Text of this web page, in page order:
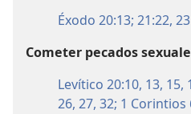
Éxodo 20:13; 21:22, 23
Cometer pecados
Levítico 20:10, 13, 15,
26, 27, 32; 1 Corintios